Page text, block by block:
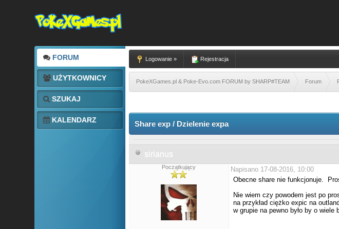
FORUM
UŻYTKOWNICY
SZUKAJ
KALENDARZ
Logowanie » Rejestracja
PokeXGames.pl & Poke-Evo.com FORUM by SHARP#TEAM Forum
0 głosów - średnia: 0
1
2
3
4
5
Share exp / Dzielenie expa
sirianus
Początkujący
Napisano 17-08-2016, 10:00
Obecne share nie funkcjonuje.
Nie wiem czy powodem jest po
na przykład ciężko expic na
w grupie na pewno było by o wiele